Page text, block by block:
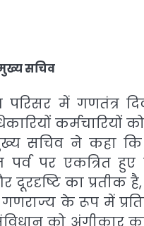
सचिव
परिसर में गणतंत्र
कर्मचारियों
सचिव ने कहा
पर्व पर एकत्रित
दूरदृष्टि का प्रतीक
के रूप में